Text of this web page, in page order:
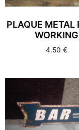
PLAQUE METAL
WORKING
4.50 €